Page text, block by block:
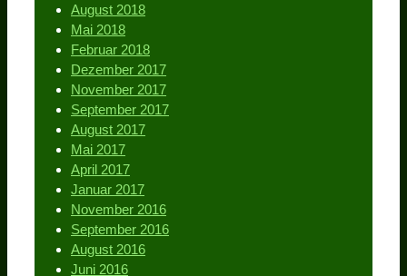
August 2018
Mai 2018
Februar 2018
Dezember 2017
November 2017
September 2017
August 2017
Mai 2017
April 2017
Januar 2017
November 2016
September 2016
August 2016
Juni 2016